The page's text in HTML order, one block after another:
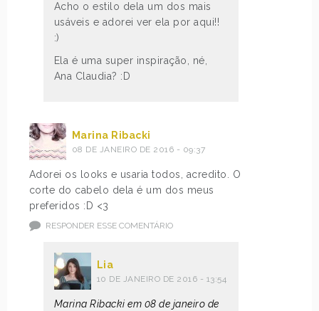
Acho o estilo dela um dos mais
usáveis e adorei ver ela por aqui!!
:)
Ela é uma super inspiração, né,
Ana Claudia? :D
Marina Ribacki
08 DE JANEIRO DE 2016 - 09:37
Adorei os looks e usaria todos, acredito. O
corte do cabelo dela é um dos meus
preferidos :D <3
RESPONDER ESSE COMENTÁRIO
Lia
10 DE JANEIRO DE 2016 - 13:54
Marina Ribacki em 08 de janeiro de